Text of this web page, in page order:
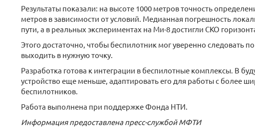
Результаты показали: на высоте 1000 метров точность
метров в зависимости от условий. Медианная погрешность
пути, а в реальных экспериментах на Ми-8 достигли СКО
Этого достаточно, чтобы беспилотник мог уверенно следовать
выходить в нужную точку.
Разработка готова к интеграции в беспилотные комплексы. В
устройство еще меньше, адаптировать его для работы с более
беспилотников.
Работа выполнена при поддержке Фонда НТИ.
Информация предоставлена пресс-службой МФТИ